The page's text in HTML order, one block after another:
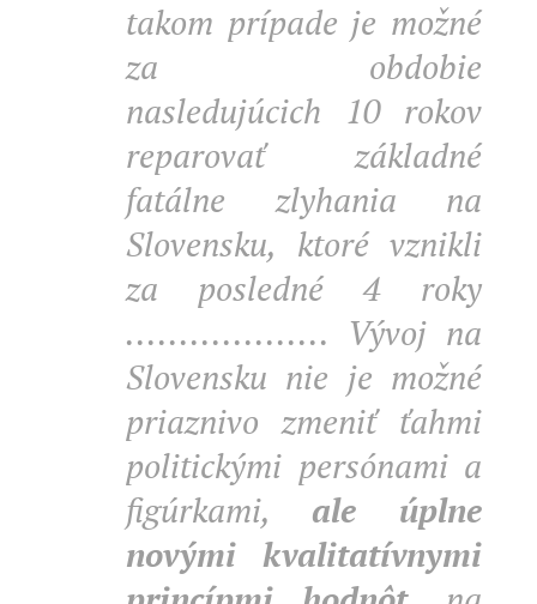
takom prípade je možné
za obdobie
nasledujúcich 10 rokov
reparovať základné
fatálne zlyhania na
Slovensku, ktoré vznikli
za posledné 4 roky
................... Vývoj na
Slovensku nie je možné
priaznivo zmeniť ťahmi
politickými persónami a
figúrkami, ale úplne
novými kvalitatívnymi